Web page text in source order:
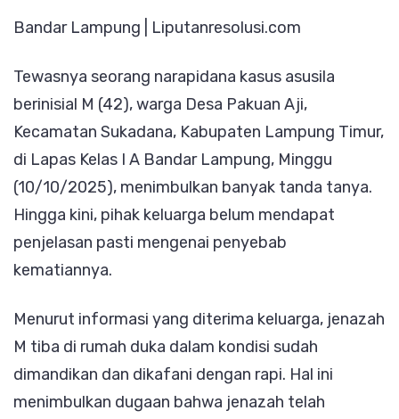
Penuh
Bandar Lampung | Liputanresolusi.com
Tewasnya seorang narapidana kasus asusila
berinisial M (42), warga Desa Pakuan Aji,
Kecamatan Sukadana, Kabupaten Lampung Timur,
di Lapas Kelas I A Bandar Lampung, Minggu
(10/10/2025), menimbulkan banyak tanda tanya.
Hingga kini, pihak keluarga belum mendapat
penjelasan pasti mengenai penyebab
kematiannya.
Menurut informasi yang diterima keluarga, jenazah
M tiba di rumah duka dalam kondisi sudah
dimandikan dan dikafani dengan rapi. Hal ini
menimbulkan dugaan bahwa jenazah telah